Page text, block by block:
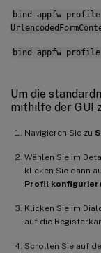
bind appfw
bind appfw profile
Um die
mithilfe der GUI
Navigieren Sie zu
Wählen Sie im
klicken Sie dann
Profil
Klicken Sie im
auf die
Scrollen Sie auf